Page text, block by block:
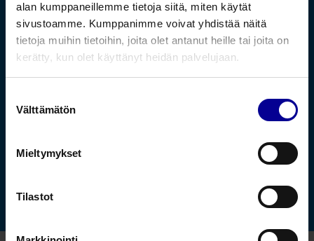
alan kumppaneillemme tietoja siitä, miten käytät
sivustoamme. Kumppanimme voivat yhdistää näitä
tietoja muihin tietoihin, joita olet antanut heille tai joita on
kerätty, kun olet käyttänyt heidän palvelujaan.
valinta
Välttämätön
Mieltymykset
Tilastot
Julkaistu: 17.9.2024 • Lukuaika: 1 minuuttia •
Steripolarin
eläinlääkinnän
syyskampanja
verkkokaupassa
mikaelneuvonen
Jaa tämä